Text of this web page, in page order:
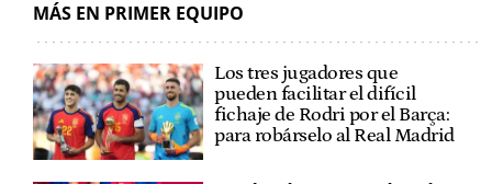
MÁS EN PRIMER EQUIPO
Los tres jugadores que
pueden facilitar el difícil
fichaje de Rodri por el Barça:
para robárselo al Real Madrid